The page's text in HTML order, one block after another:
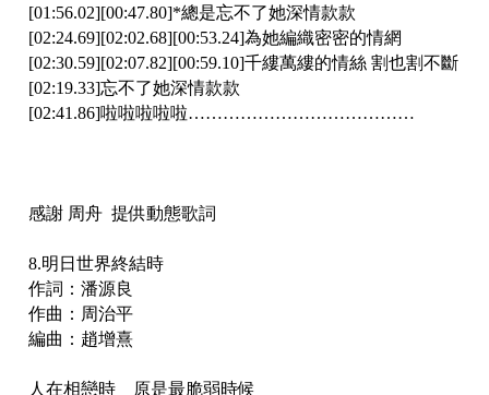
[01:56.02][00:47.80]*總是忘不了她深情款款
[02:24.69][02:02.68][00:53.24]為她編織密密的情網
[02:30.59][02:07.82][00:59.10]千縷萬縷的情絲 割也割不斷
[02:19.33]忘不了她深情款款
[02:41.86]啦啦啦啦啦…………………………………
感謝 周舟 提供動態歌詞
8.明日世界終結時
作詞：潘源良
作曲：周治平
編曲：趙增熹
人在相戀時 原是最脆弱時候